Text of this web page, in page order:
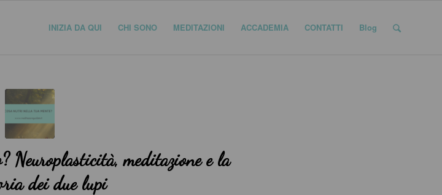
INIZIA DA QUI CHI SONO MEDITAZIONI ACCADEMIA CONTATTI Blog
Neuroplasticità, meditazione e la
dei due lupi